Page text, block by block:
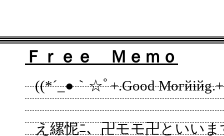
Ｆｒｅｅ Ｍｅｍｏ
((*´_●｀☆ﾟ+.Gооd
え縲怩ﾆ、卍モモ卍といい